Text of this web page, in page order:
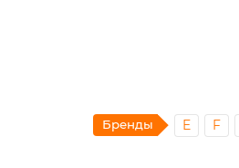
Бренды E F